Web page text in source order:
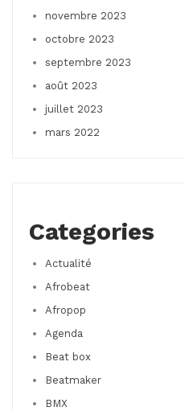
novembre 2023
octobre 2023
septembre 2023
août 2023
juillet 2023
mars 2022
Categories
Actualité
Afrobeat
Afropop
Agenda
Beat box
Beatmaker
BMX